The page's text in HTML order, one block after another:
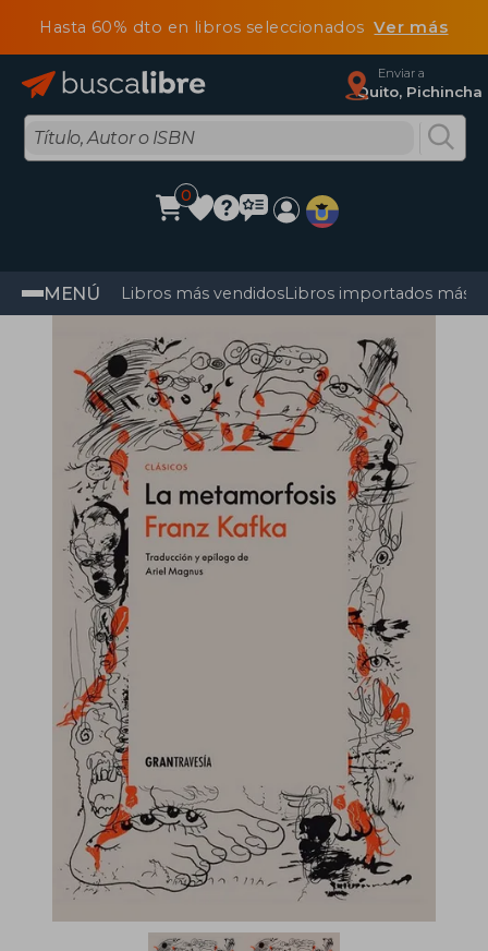
Hasta 60% dto en libros seleccionadosVer más
Enviar a
Quito, Pichincha
0
MENÚ Libros más vendidosLibros importados más